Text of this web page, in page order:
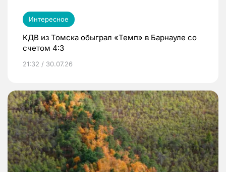
Интересное
КДВ из Томска обыграл «Темп» в Барнауле со
счетом 4:3
21:32 / 30.07.26